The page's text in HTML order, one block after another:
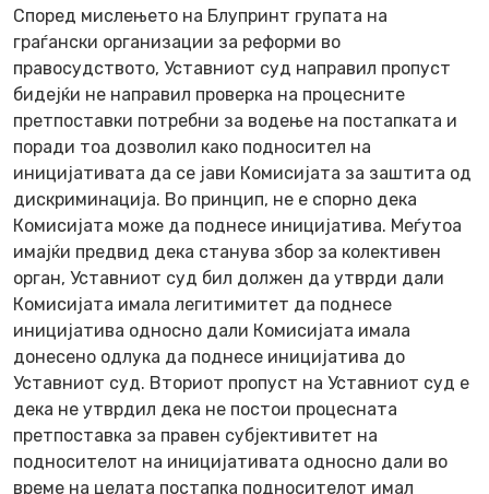
Според мислењето на Блупринт групата на
граѓански организации за реформи во
правосудството, Уставниот суд направил пропуст
бидејќи не направил проверка на процесните
претпоставки потребни за водење на постапката и
поради тоа дозволил како подносител на
иницијативата да се јави Комисијата за заштита од
дискриминација. Во принцип, не е спорно дека
Комисијата може да поднесе иницијатива. Меѓутоа
имајќи предвид дека станува збор за колективен
орган, Уставниот суд бил должен да утврди дали
Комисијата имала легитимитет да поднесе
иницијатива односно дали Комисијата имала
донесено одлука да поднесе иницијатива до
Уставниот суд. Вториот пропуст на Уставниот суд е
дека не утврдил дека не постои процесната
претпоставка за правен субјективитет на
подносителот на иницијативата односно дали во
време на целата постапка подносителот имал